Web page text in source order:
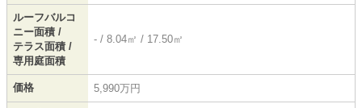
ルーフバルコ
ニー面積 /
テラス面積 /
専用庭面積
- / 8.04㎡ / 17.50㎡
価格 5,990万円